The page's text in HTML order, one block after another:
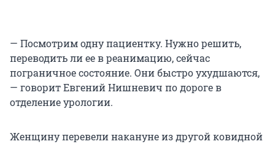
— Посмотрим одну пациентку. Нужно решить,
переводить ли ее в реанимацию, сейчас
пограничное состояние. Они быстро ухудшаются,
— говорит Евгений Нишневич по дороге в
отделение урологии.
Женщину перевели накануне из другой ковидной